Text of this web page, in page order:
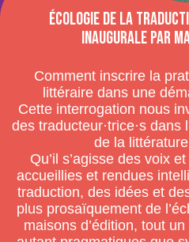
Écologie de la
inaugurale par
Comment inscrire la
littéraire dans une
Cette interrogation nous
des traducteur·trice·s dans
de la
Qu’il s’agisse des voix
accueillies et rendues
traduction, des idées et
plus prosaïquement de
maisons d’édition, tout